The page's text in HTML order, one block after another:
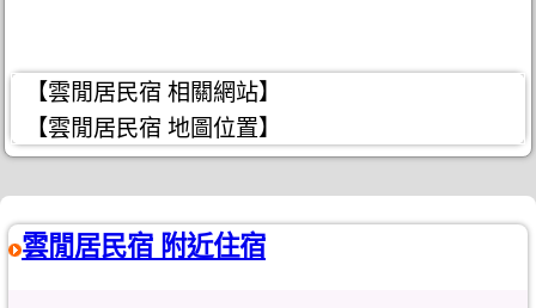
【雲閒居民宿 相關網站】
【雲閒居民宿 地圖位置】
雲閒居民宿 附近住宿